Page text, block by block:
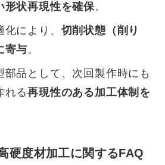
形状再現性を確保。
により、 切削状態（削り
寄与。
部品として、次回製作時にも
れる再現性のある加工体制を
硬度材加工に関するFAQ